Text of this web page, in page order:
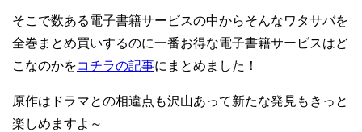
そこで数ある電子書籍サービスの中からそんなワタサバを
全巻まとめ買いするのに一番お得な電子書籍サービスはど
こなのかをコチラの記事にまとめました！
原作はドラマとの相違点も沢山あって新たな発見もきっと
楽しめますよ～